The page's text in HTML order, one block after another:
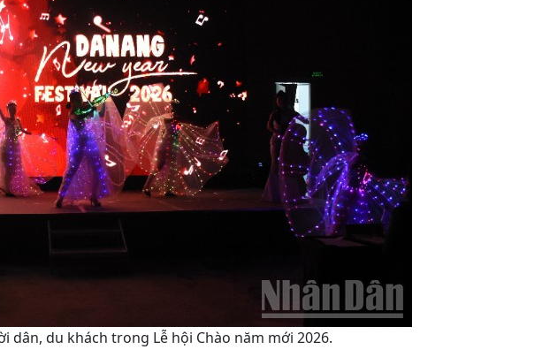
du khách trong Lễ hội Chào năm mới 2026.